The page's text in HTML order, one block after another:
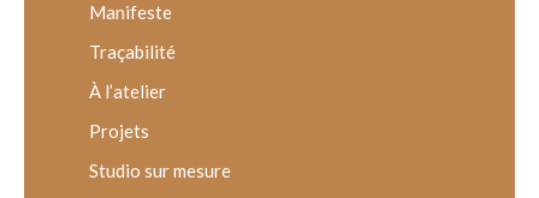
Manifeste
Traçabilité
À l’atelier
Projets
Studio sur mesure